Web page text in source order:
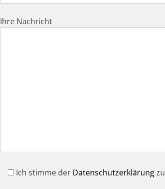
Ihre Nachricht
Ich stimme der Datenschutzerklärungzu